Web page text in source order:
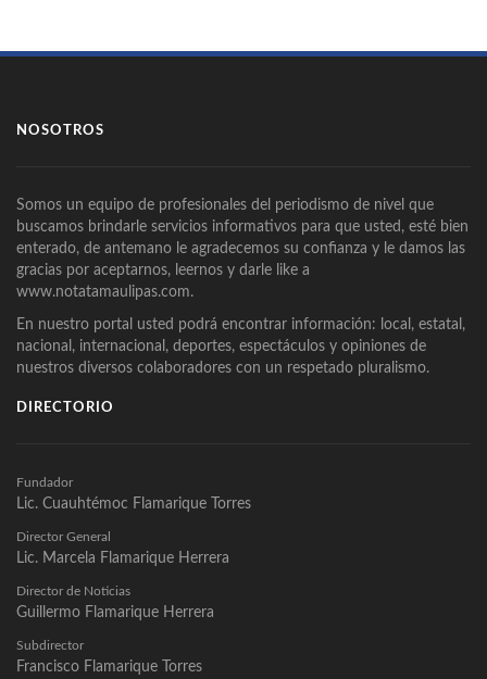
NOSOTROS
Somos un equipo de profesionales del periodismo de nivel que
buscamos brindarle servicios informativos para que usted, esté bien
enterado, de antemano le agradecemos su confianza y le damos las
gracias por aceptarnos, leernos y darle like a
www.notatamaulipas.com.
En nuestro portal usted podrá encontrar información: local, estatal,
nacional, internacional, deportes, espectáculos y opiniones de
nuestros diversos colaboradores con un respetado pluralismo.
DIRECTORIO
Fundador
Lic. Cuauhtémoc Flamarique Torres
Director General
Lic. Marcela Flamarique Herrera
Director de Noticias
Guillermo Flamarique Herrera
Subdirector
Francisco Flamarique Torres